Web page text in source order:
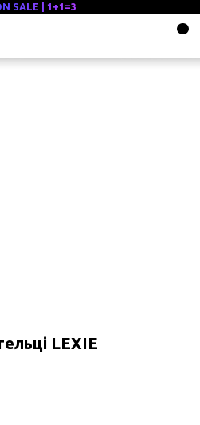
LEXIE